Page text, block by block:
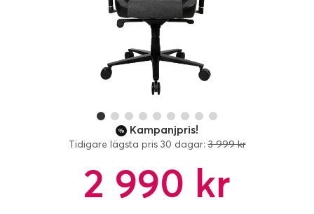
2 990 kr
Kampanjpris!
Tidigare lägsta pris 30 dagar:3 999 kr